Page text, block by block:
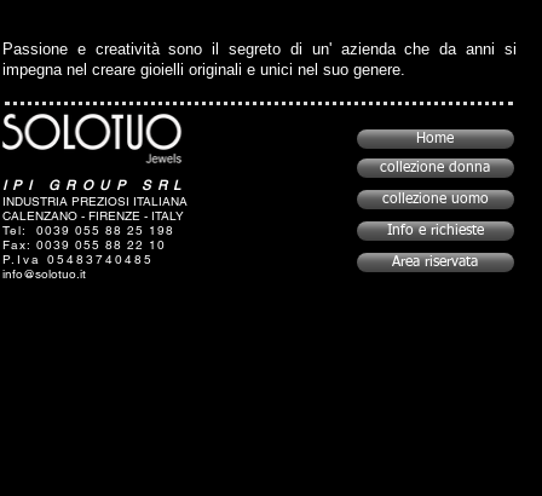
Passione e creatività sono il segreto di un' azienda che da anni si
impegna nel creare gioielli originali e unici nel suo genere.
IPI GROUP SRL
INDUSTRIA PREZIOSI ITALIANA
CALENZANO - FIRENZE - ITALY
Tel: 0039 055 88 25 198
Fax: 0039 055 88 22 10
P.Iva 05483740485
info@solotuo.it
collezione donna
collezione uomo
Info e richieste
Home
Area riservata